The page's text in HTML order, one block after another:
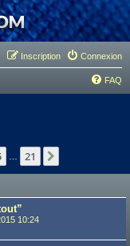
Connexion
Inscription
FAQ
21
10:24